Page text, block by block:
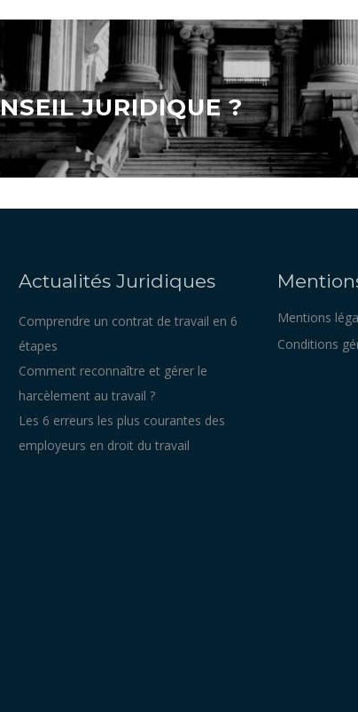
JURIDIQUE ?
Actualités Juridiques
Comprendre un contrat de travail en 6
étapes
Comment reconnaître et gérer le
harcèlement au travail ?
Les 6 erreurs les plus courantes des
employeurs en droit du travail
Mentions
Conditions